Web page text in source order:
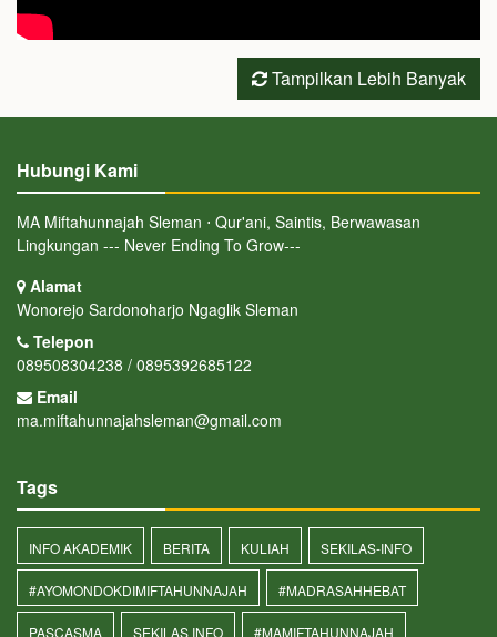
Tampilkan Lebih Banyak
Hubungi Kami
MA Miftahunnajah Sleman ⋅ Qur'ani, Saintis, Berwawasan
Lingkungan --- Never Ending To Grow---
Alamat
Wonorejo Sardonoharjo Ngaglik Sleman
Telepon
089508304238 / 0895392685122
Email
ma.miftahunnajahsleman@gmail.com
Tags
INFO AKADEMIK BERITA KULIAH SEKILAS-INFO
#AYOMONDOKDIMIFTAHUNNAJAH #MADRASAHHEBAT
PASCASMA SEKILAS INFO #MAMIFTAHUNNAJAH